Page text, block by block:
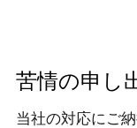
苦情の申し
当社の対応にご